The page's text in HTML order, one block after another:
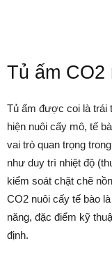
Tủ ấm CO2
Tủ ấm được coi là trái
hiện nuôi cấy mô, tế
vai trò quan trọng
như duy trì nhiệt độ
kiểm soát chặt chẽ
CO2 nuôi cấy tế bào
năng, đặc điểm kỹ
định.